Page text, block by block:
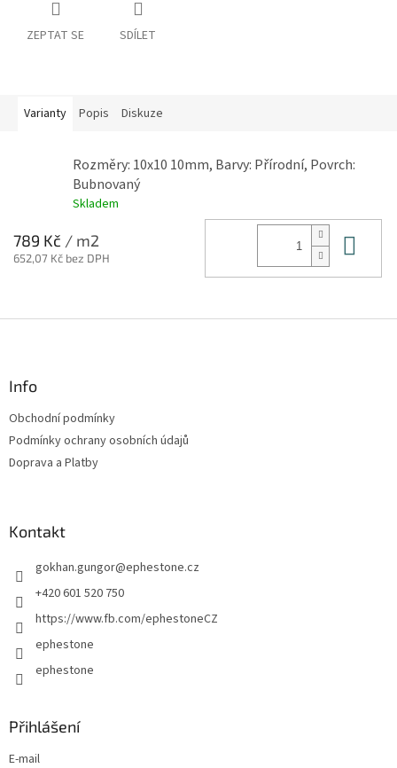
ZEPTAT SE SDÍLET
Varianty Popis Diskuze
Rozměry: 10x10 10mm, Barvy: Přírodní, Povrch:
Bubnovaný
Skladem
789 Kč / m2
652,07 Kč bez DPH
Info
Obchodní podmínky
Podmínky ochrany osobních údajů
Doprava a Platby
Kontakt
gokhan.gungor@ephestone.cz
+420 601 520 750
https://www.fb.com/ephestoneCZ
ephestone
ephestone
Přihlášení
E-mail